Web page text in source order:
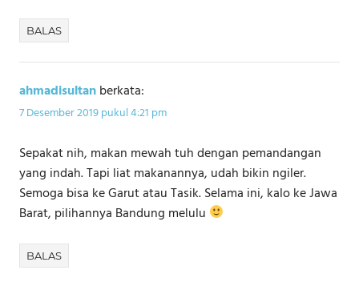
BALAS
ahmadisultanberkata:
7 Desember 2019 pukul 4:21 pm
Sepakat nih, makan mewah tuh dengan pemandangan
yang indah. Tapi liat makanannya, udah bikin ngiler.
Semoga bisa ke Garut atau Tasik. Selama ini, kalo ke Jawa
Barat, pilihannya Bandung melulu
BALAS